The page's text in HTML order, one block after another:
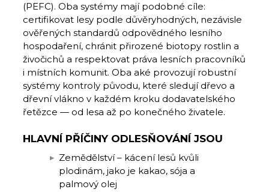
(PEFC). Oba systémy mají podobné cíle:
certifikovat lesy podle důvěryhodných, nezávisle
ověřených standardů odpovědného lesního
hospodaření, chránit přirozené biotopy rostlin a
živočichů a respektovat práva lesních pracovníků
i místních komunit. Oba aké provozují robustní
systémy kontroly původu, které sledují dřevo a
dřevní vlákno v každém kroku dodavatelského
řetězce — od lesa až po konečného živatele.
HLAVNÍ PŘÍČINY ODLESŇOVÁNÍ JSOU
Zemědělství – kácení lesů kvůli
plodinám, jako je kakao, sója a
palmový olej